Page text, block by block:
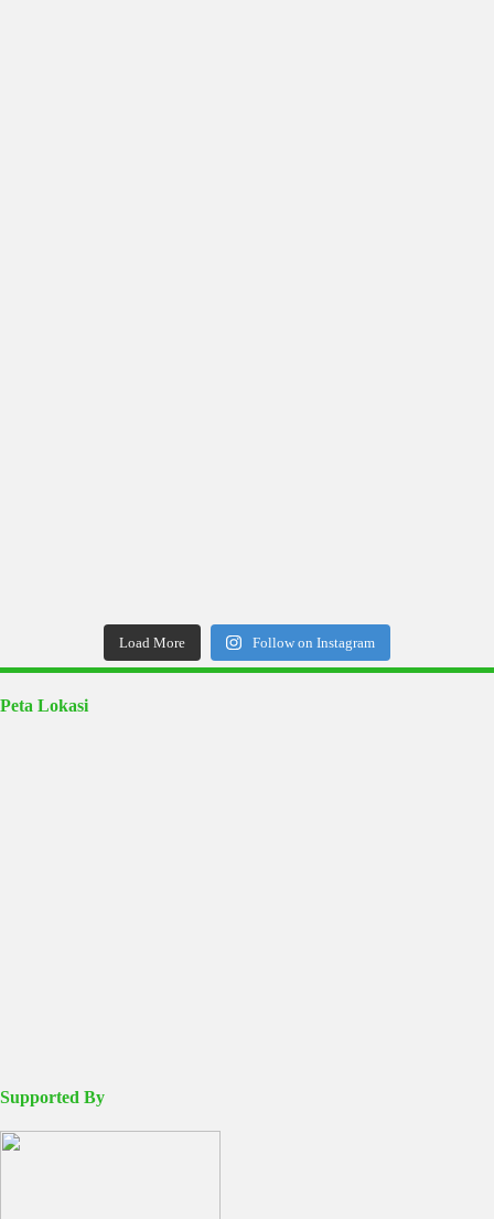
Load More Follow on Instagram
Peta Lokasi
Supported By